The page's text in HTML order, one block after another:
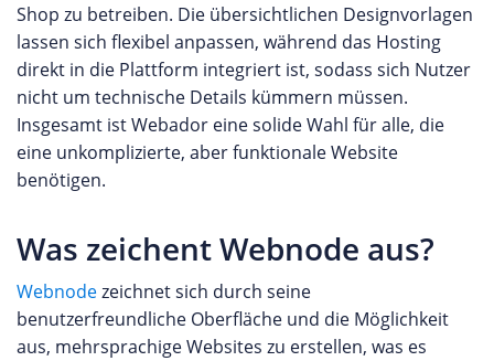
Shop zu betreiben. Die übersichtlichen Designvorlagen
lassen sich flexibel anpassen, während das Hosting
direkt in die Plattform integriert ist, sodass sich Nutzer
nicht um technische Details kümmern müssen.
Insgesamt ist Webador eine solide Wahl für alle, die
eine unkomplizierte, aber funktionale Website
benötigen.
Was zeichent Webnode aus?
Webnodezeichnet sich durch seine
benutzerfreundliche Oberfläche und die Möglichkeit
aus, mehrsprachige Websites zu erstellen, was es